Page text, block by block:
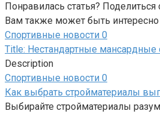
Понравилась статья? Поделиться
Вам также может быть интересно
Спортивные новости 0
Title: Нестандартные
Description
Спортивные новости 0
Как выбрать стройматериалы
Выбирайте стройматериалы